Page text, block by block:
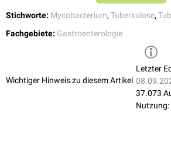
Stichworte: Mycobacterium, Tuberkulose,
Fachgebiete: Gastroenterologie
Wichtiger Hinweis zu diesem Artikel
Letzter
37.073
Nutzung: